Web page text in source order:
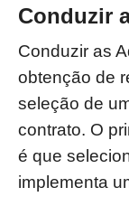
Conduzir
Conduzir as
obtenção de
seleção de
contrato. O
é que
implementa